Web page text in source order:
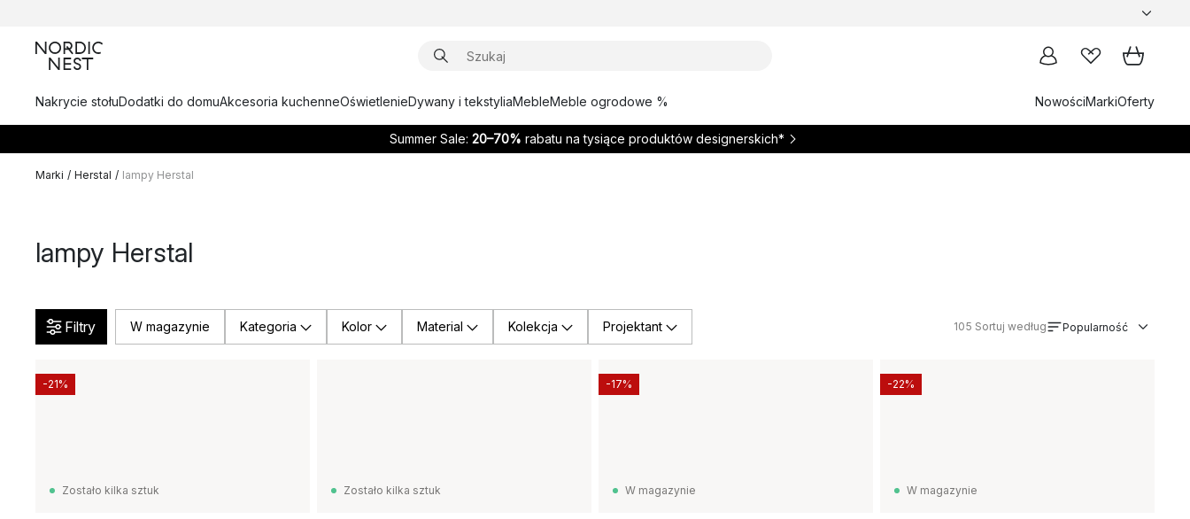
Nakrycie stołuDodatki do domuAkcesoria kuchenneOświetlenieDywany i tekstyliaMebleMeble ogrodowe % NowościMarkiOferty
Summer Sale: 20–70% rabatu na tysiące produktów designerskich*
Marki / Herstal / lampy Herstal
lampy Herstal
Filtry W magazynie Kategoria Kolor Material Kolekcja Projektant 105 Sortuj według Popularność
Zostało kilka sztuk
-21%
Zostało kilka sztuk W magazynie
-17%
W magazynie
-22%